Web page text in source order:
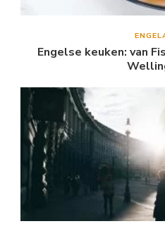
Engelse keuken: van